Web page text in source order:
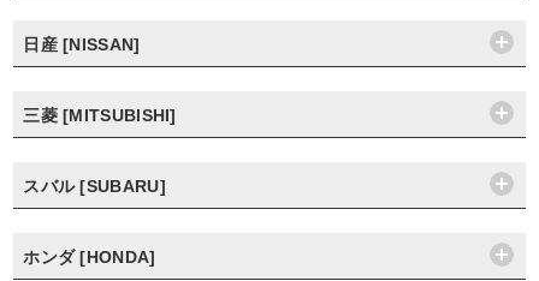
日産 [NISSAN]
三菱 [MITSUBISHI]
スバル [SUBARU]
ホンダ [HONDA]